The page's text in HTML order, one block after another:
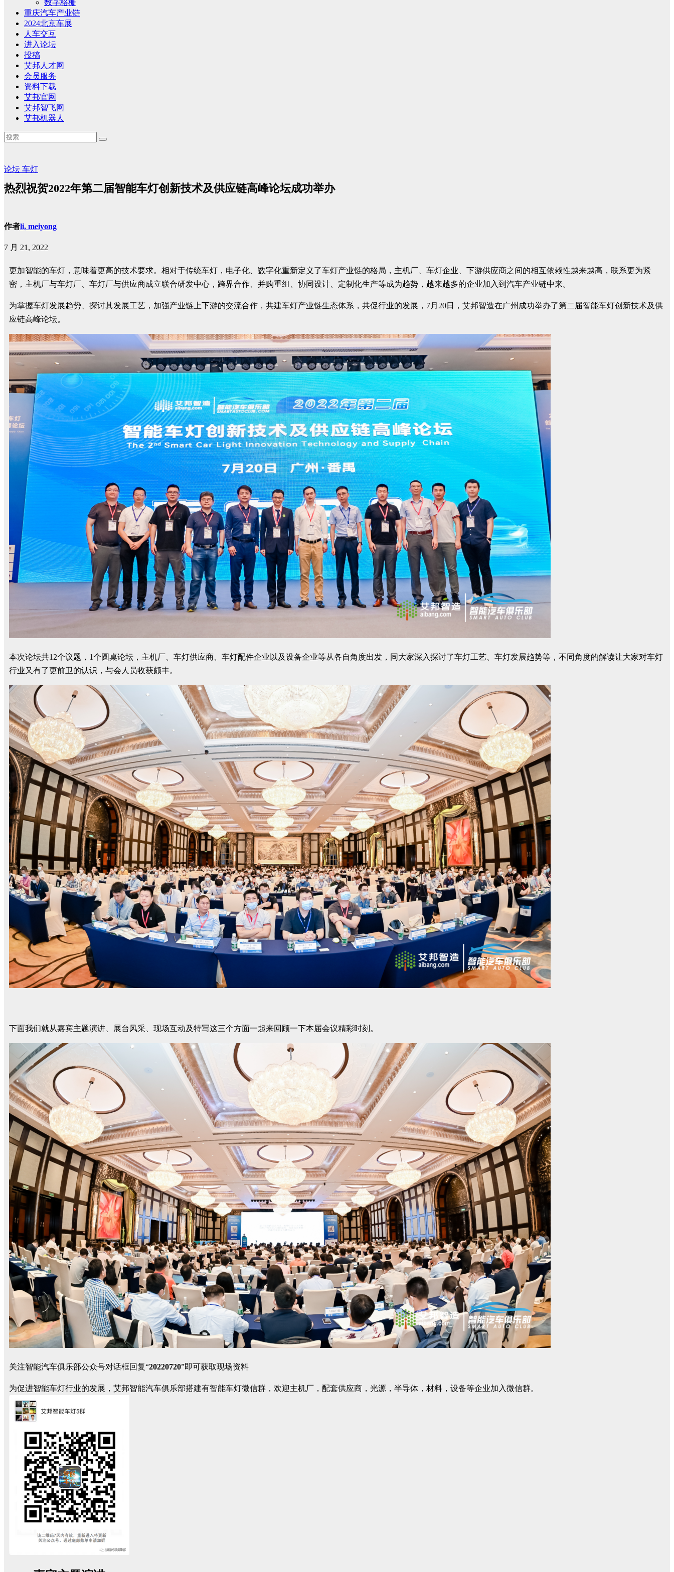
数字格栅
重庆汽车产业链
2024北京车展
人车交互
进入论坛
投稿
艾邦人才网
会员服务
资料下载
艾邦官网
艾邦智飞网
艾邦机器人
论坛 车灯
热烈祝贺2022年第二届智能车灯创新技术及供应链高峰论坛成功举办
作者li, meiyong
7 月 21, 2022
更加智能的车灯，意味着更高的技术要求。相对于传统车灯，电子化、数字化重新定义了车灯产业链的格局，主机厂、车灯企业、下游供应商之间的相互依赖性越来越高，联系更为紧
密，主机厂与车灯厂、车灯厂与供应商成立联合研发中心，跨界合作、并购重组、协同设计、定制化生产等成为趋势，越来越多的企业加入到汽车产业链中来。
为掌握车灯发展趋势、探讨其发展工艺，加强产业链上下游的交流合作，共建车灯产业链生态体系，共促行业的发展，7月20日，艾邦智造在广州成功举办了第二届智能车灯创新技术及供
应链高峰论坛。
本次论坛共12个议题，1个圆桌论坛，主机厂、车灯供应商、车灯配件企业以及设备企业等从各自角度出发，同大家深入探讨了车灯工艺、车灯发展趋势等，不同角度的解读让大家对车灯
行业又有了更前卫的认识，与会人员收获颇丰。
下面我们就从嘉宾主题演讲、展台风采、现场互动及特写这三个方面一起来回顾一下本届会议精彩时刻。
关注智能汽车俱乐部公众号对话框回复“20220720”即可获取现场资料
为促进智能车灯行业的发展，艾邦智能汽车俱乐部搭建有智能车灯微信群，欢迎主机厂，配套供应商，光源，半导体，材料，设备等企业加入微信群。